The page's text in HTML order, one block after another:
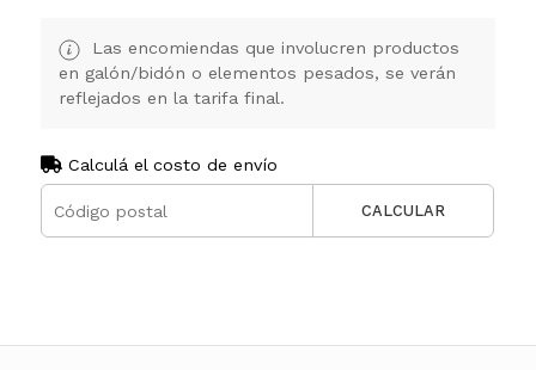
Las encomiendas que involucren productos
en galón/bidón o elementos pesados, se verán
reflejados en la tarifa final.
Calculá el costo de envío
CALCULAR